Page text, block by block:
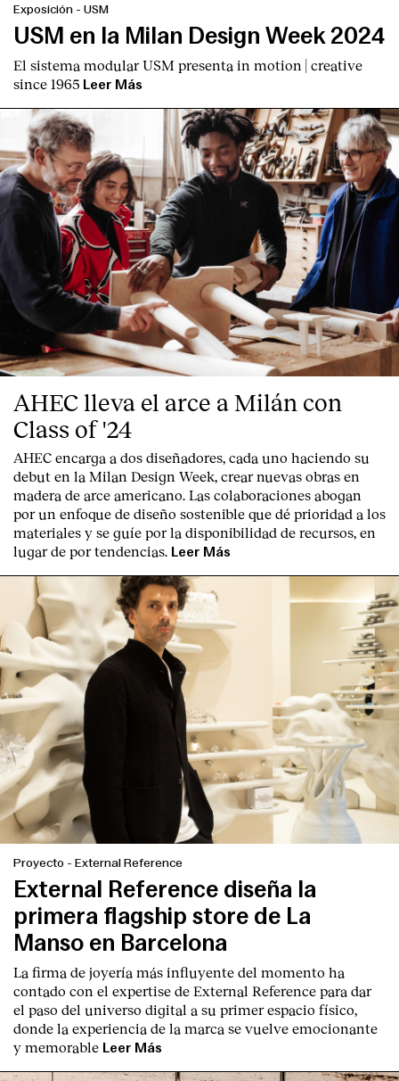
Exposición - USM
USM en la Milan Design Week 2024
El sistema modular USM presenta in motion | creative
since 1965 Leer Más
AHEC lleva el arce a Milán con
Class of '24
AHEC encarga a dos diseñadores, cada uno haciendo su
debut en la Milan Design Week, crear nuevas obras en
madera de arce americano. Las colaboraciones abogan
por un enfoque de diseño sostenible que dé prioridad a los
materiales y se guíe por la disponibilidad de recursos, en
lugar de por tendencias. Leer Más
Proyecto - External Reference
External Reference diseña la
primera flagship store de La
Manso en Barcelona
La firma de joyería más influyente del momento ha
contado con el expertise de External Reference para dar
el paso del universo digital a su primer espacio físico,
donde la experiencia de la marca se vuelve emocionante
y memorable Leer Más